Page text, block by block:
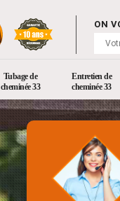
ON
Tubage de
cheminée 33
Entretien de
cheminée 33